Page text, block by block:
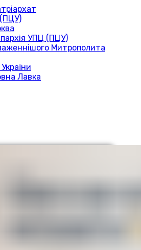
(ПЦУ)
УПЦ (ПЦУ)
Митрополита
Лавка